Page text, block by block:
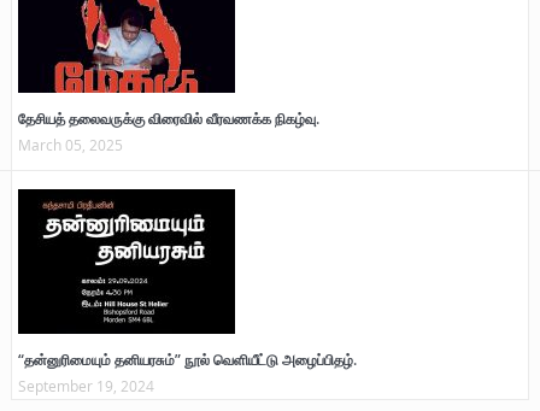
தேசியத் தலைவருக்கு விரைவில் வீரவணக்க நிகழ்வு.
March 05, 2025
“தன்னுரிமையும் தனியரசும்” நூல் வெளியீட்டு அழைப்பிதழ்.
September 19, 2024